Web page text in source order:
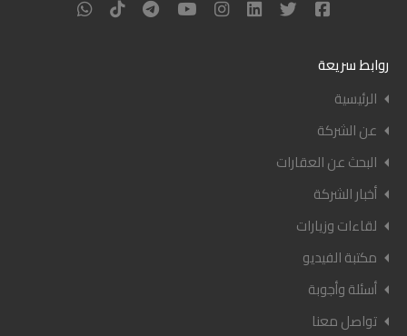
روابط سريعة
الرئيسية
عن الشركة
البحث عن العقارات
أخبار الشركة
لقاءات وزيارات
مكتبة الفيديو
أسئلة وأجوبة
تواصل معنا